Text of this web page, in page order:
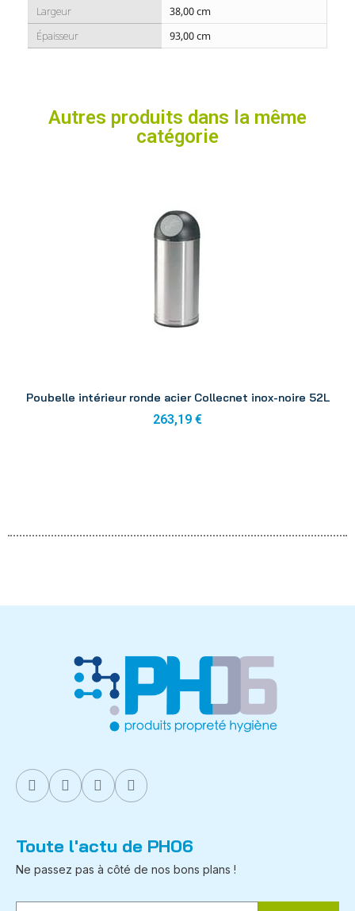
Largeur
38,00 cm
Épaisseur
93,00 cm
Autres produits dans la même
catégorie
Poubelle intérieur ronde acier Collecnet inox-noire 52L
263,19 €
Toute l'actu de PH06
Ne passez pas à côté de nos bons plans !